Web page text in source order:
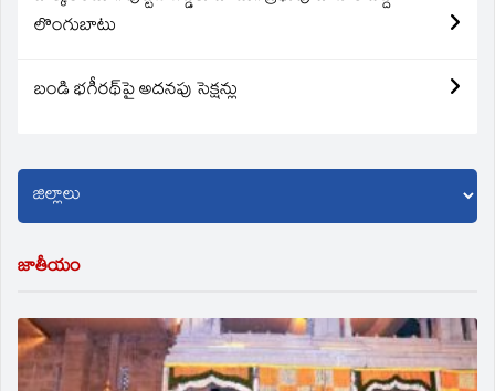
లొంగుబాటు
బండి భగీరథ్‌పై అదనపు సెక్షన్లు
జాతీయం